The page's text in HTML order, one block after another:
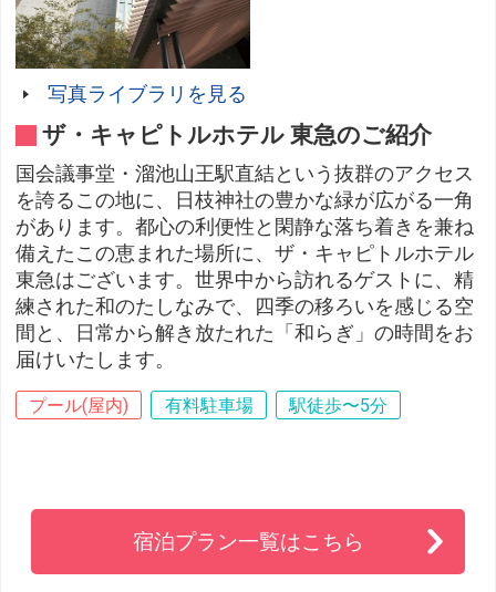
写真ライブラリを見る
ザ・キャピトルホテル 東急のご紹介
国会議事堂・溜池山王駅直結という抜群のアクセス
を誇るこの地に、日枝神社の豊かな緑が広がる一角
があります。都心の利便性と閑静な落ち着きを兼ね
備えたこの恵まれた場所に、ザ・キャピトルホテル
東急はございます。世界中から訪れるゲストに、精
練された和のたしなみで、四季の移ろいを感じる空
間と、日常から解き放たれた「和らぎ」の時間をお
届けいたします。
プール(屋内) 有料駐車場 駅徒歩〜5分
宿泊プラン一覧はこちら